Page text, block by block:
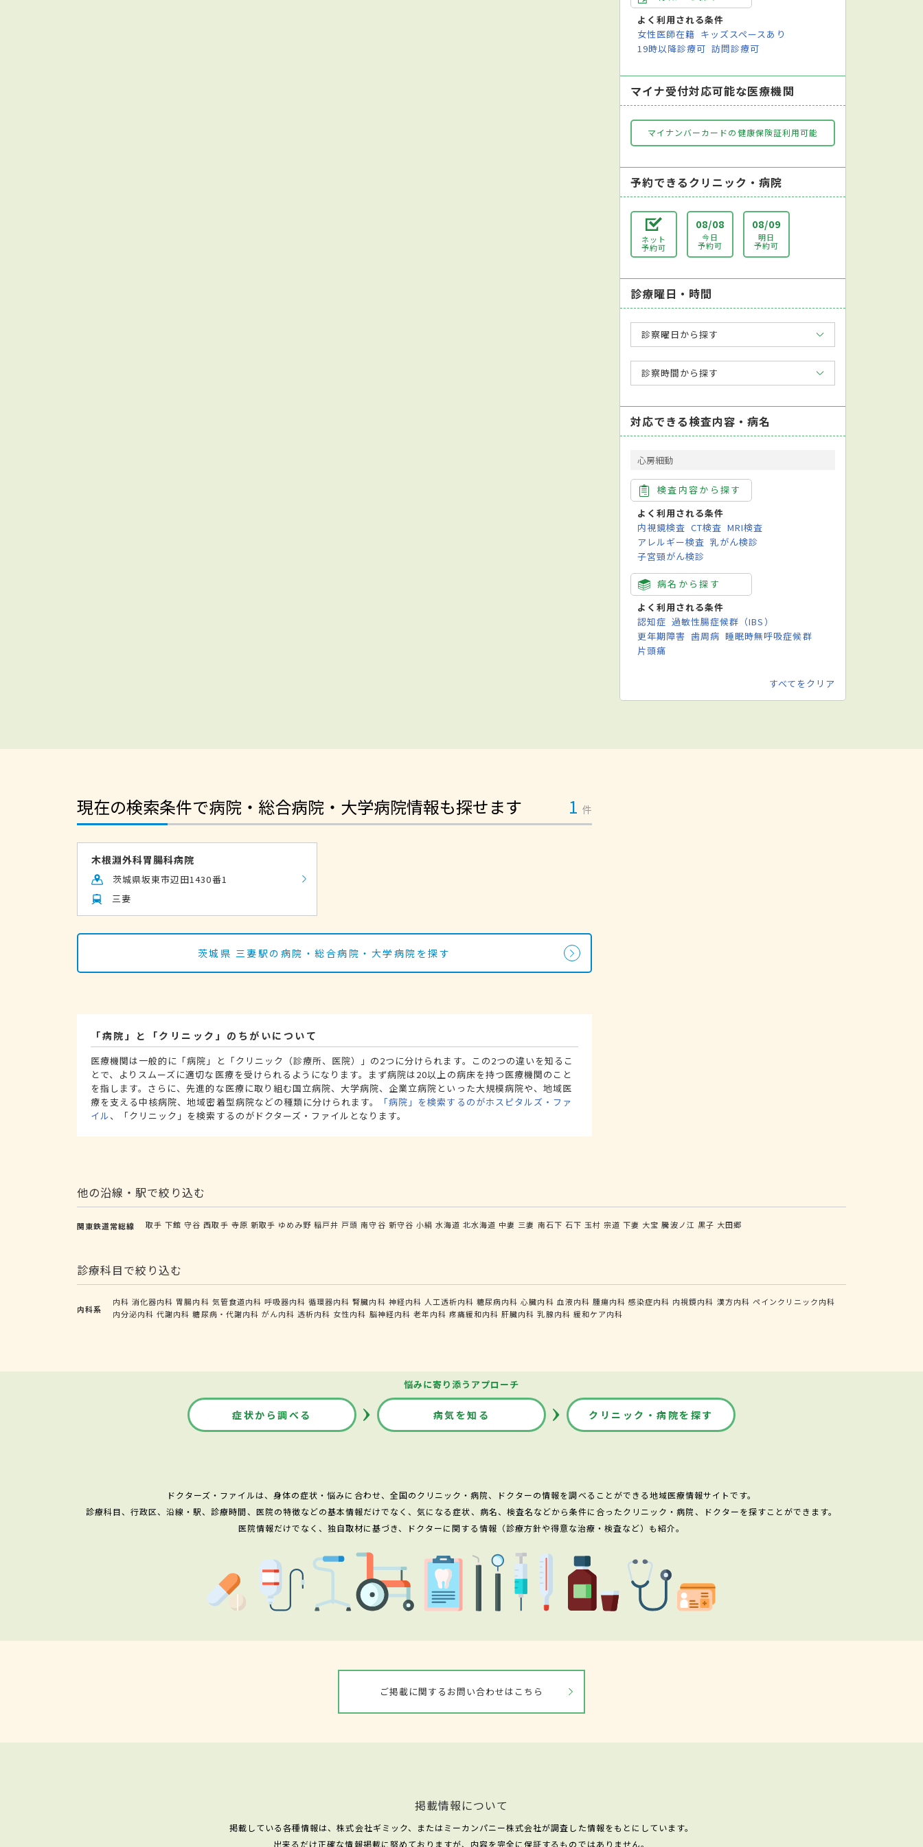
よく利用される条件
女性医師在籍 キッズスペースあり
19時以降診療可 訪問診療可
マイナ受付対応可能な医療機関
マイナンバーカードの健康保険証利用可能
予約できるクリニック・病院
ネット
予約可
08/08
今日
予約可
08/09
明日
予約可
診療曜日・時間
診察曜日から探す
診察時間から探す
対応できる検査内容・病名
心房細動
検査内容から探す
よく利用される条件
内視鏡検査 CT検査 MRI検査
アレルギー検査 乳がん検診
子宮頸がん検診
病名から探す
よく利用される条件
認知症 過敏性腸症候群（IBS）
更年期障害 歯周病 睡眠時無呼吸症候群
片頭痛
すべてをクリア
現在の検索条件で病院・総合病院・大学病院情報も探せます 1 件
木根淵外科胃腸科病院
茨城県坂東市辺田1430番1
三妻
茨城県 三妻駅の病院・総合病院・大学病院を探す
「病院」と「クリニック」のちがいについて
医療機関は一般的に「病院」と「クリニック（診療所、医院）」の2つに分けられます。この2つの違いを知るこ
とで、よりスムーズに適切な医療を受けられるようになります。まず病院は20以上の病床を持つ医療機関のこと
を指します。さらに、先進的な医療に取り組む国立病院、大学病院、企業立病院といった大規模病院や、地域医
療を支える中核病院、地域密着型病院などの種類に分けられます。
「病院」を検索するのがホスピタルズ・ファ
イル、「クリニック」を検索するのがドクターズ・ファイルとなります。
他の沿線・駅で絞り込む
関東鉄道常総線 取手 下館 守谷 西取手 寺原 新取手 ゆめみ野 稲戸井 戸頭 南守谷 新守谷 小絹 水海道 北水海道 中妻 三妻 南石下 石下 玉村 宗道 下妻 大宝 騰波ノ江 黒子 大田郷
診療科目で絞り込む
内科系
内科 消化器内科 胃腸内科 気管食道内科 呼吸器内科 循環器内科 腎臓内科 神経内科 人工透析内科 糖尿病内科 心臓内科 血液内科 腫瘍内科 感染症内科 内視鏡内科 漢方内科 ペインクリニック内科
内分泌内科 代謝内科 糖尿病・代謝内科 がん内科 透析内科 女性内科 脳神経内科 老年内科 疼痛緩和内科 肝臓内科 乳腺内科 緩和ケア内科
悩みに寄り添うアプローチ
症状から調べる 病気を知る クリニック・病院を探す
ドクターズ・ファイルは、身体の症状・悩みに合わせ、全国のクリニック・病院、ドクターの情報を調べることができる地域医療情報サイトです。
診療科目、行政区、沿線・駅、診療時間、医院の特徴などの基本情報だけでなく、気になる症状、病名、検査名などから条件に合ったクリニック・病院、ドクターを探すことができます。
医院情報だけでなく、独自取材に基づき、ドクターに関する情報（診療方針や得意な治療・検査など）も紹介。
ご掲載に関するお問い合わせはこちら
掲載情報について
掲載している各種情報は、株式会社ギミック、またはミーカンパニー株式会社が調査した情報をもとにしています。
出来るだけ正確な情報掲載に努めておりますが、内容を完全に保証するものではありません。